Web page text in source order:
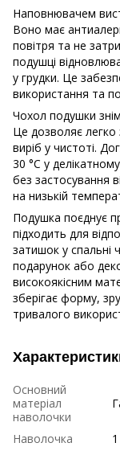
Наповнювачем
Воно має
повітря та не
подушці
у грудки. Це
використання та
Чохол подушки
Це дозволяє легко
виріб у чистоті.
30 °C у
без застосування
на низькій
Подушка поєднує
підходить для
затишок у спальні
подарунок або
високоякісним
зберігає форму,
тривалого
Основний
матеріал
наволочки
Наволочка